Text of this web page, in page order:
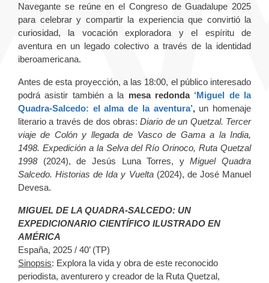
Navegante se reúne en el Congreso de Guadalupe 2025
para celebrar y compartir la experiencia que convirtió la
curiosidad, la vocación exploradora y el espíritu de
aventura en un legado colectivo a través de la identidad
iberoamericana.
Antes de esta proyección, a las 18:00, el público interesado
podrá asistir también a la mesa redonda ‘Miguel de la
Quadra-Salcedo: el alma de la aventura’,un homenaje
literario a través de dos obras:Diario de un Quetzal. Tercer
viaje de Colón y llegada de Vasco de Gama a la India,
1498. Expedición a la Selva del Río Orinoco, Ruta Quetzal
1998(2024), de Jesús Luna Torres, yMiguel Quadra
Salcedo. Historias de Ida y Vuelta(2024), de José Manuel
Devesa.
MIGUEL DE LA QUADRA-SALCEDO: UN
EXPEDICIONARIO CIENTÍFICO ILUSTRADO EN
AMÉRICA
España, 2025 / 40’ (TP)
Sinopsis: Explora la vida y obra de este reconocido
periodista, aventurero y creador de la Ruta Quetzal,